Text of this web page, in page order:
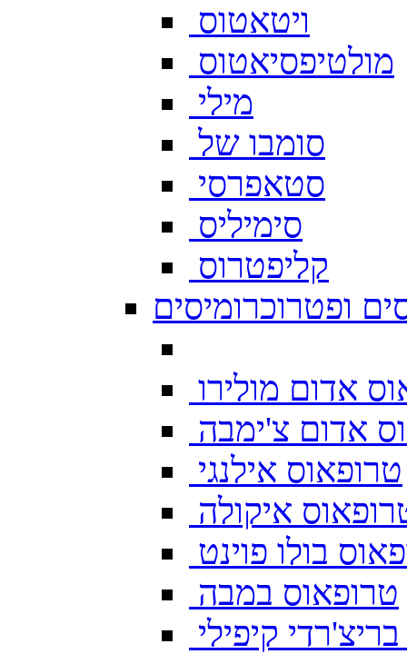
ויטאטוס
מולטיפסיאטוס
מילי
סומבו של
סטאפרסי
סימיליס
קליפטרוס
ופטרוכרומיסים
אדום מולירו
אדום צ'ימבה
טרופאוס אילנגי
איקולה
בולו פוינט
טרופאוס במבה
קיפילי